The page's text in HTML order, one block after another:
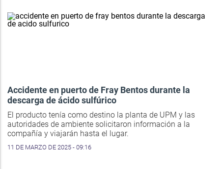
Accidente en puerto de Fray Bentos durante la
descarga de ácido sulfúrico
El producto tenía como destino la planta de UPM y las
autoridades de ambiente solicitaron información a la
compañía y viajarán hasta el lugar.
11 DE MARZO DE 2025 - 09:16